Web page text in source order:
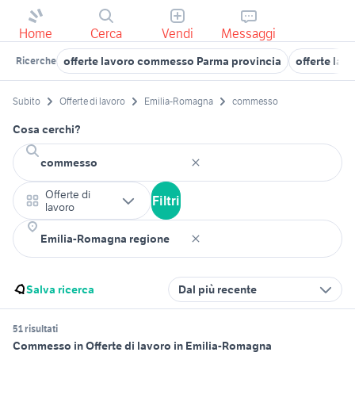
Home Cerca Vendi Messaggi
Ricerche offerte lavoro commesso Parma provincia offerte
Subito Offerte di lavoro Emilia-Romagna commesso
Cosa cerchi?
Offerte di
lavoro
Filtri
Salva ricerca Dal più recente
51 risultati
Commesso in Offerte di lavoro in Emilia-Romagna